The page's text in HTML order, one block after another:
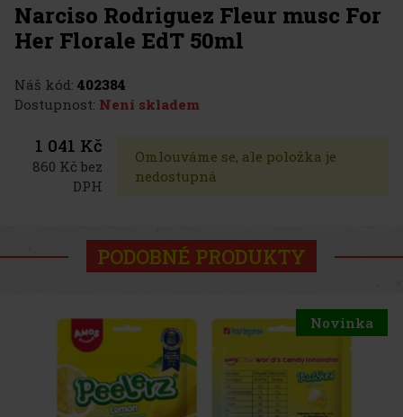
Narciso Rodriguez Fleur musc For
Her Florale EdT 50ml
Náš kód: 402384
Dostupnost: Není skladem
1 041 Kč
860 Kč bez
DPH
Omlouváme se, ale položka je
nedostupná
PODOBNÉ PRODUKTY
Novinka